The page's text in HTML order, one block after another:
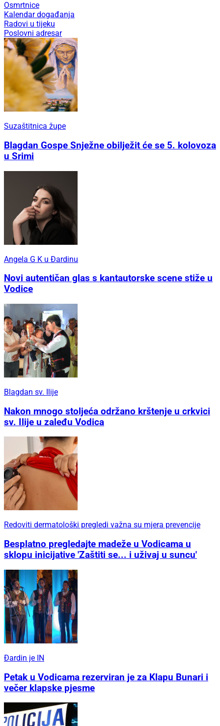
Osmrtnice
Kalendar događanja
Radovi u tijeku
Poslovni adresar
Suzaštitnica župe
Blagdan Gospe Snježne obilježit će se 5. kolovoza
u Srimi
Angela G K u Đardinu
Novi autentičan glas s kantautorske scene stiže u
Vodice
Blagdan sv. Ilije
Nakon mnogo stoljeća održano krštenje u crkvici
sv. Ilije u zaleđu Vodica
Redoviti dermatološki pregledi važna su mjera prevencije
Besplatno pregledajte madeže u Vodicama u
sklopu inicijative 'Zaštiti se... i uživaj u suncu'
Đardin je IN
Petak u Vodicama rezerviran je za Klapu Bunari i
večer klapske pjesme